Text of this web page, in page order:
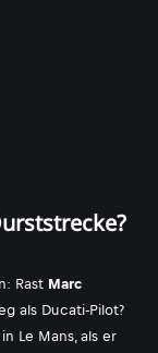
Rast Marc
als Ducati-Pilot?
Le Mans, als er